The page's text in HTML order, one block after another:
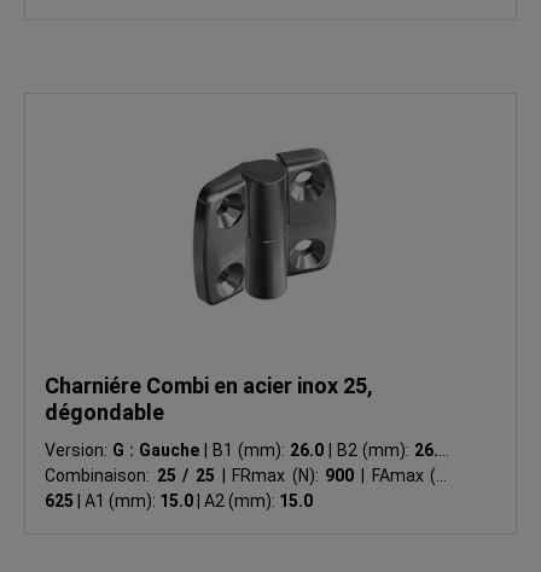
Charniére Combi en acier inox 25,
dégondable
Version: G : Gauche B1 (mm): 26.0 B2 (mm): 26.0
Combinaison: 25 / 25 FRmax (N): 900
FAmax (N):
625
A1 (mm): 15.0 A2 (mm): 15.0